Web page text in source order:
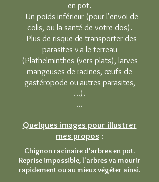
en pot.
​- Un poids inférieur (pour l'envoi de
colis, ou la santé de votre dos).
- Plus de risque de transporter des
parasites via le terreau
(Plathelminthes (vers plats), larves
mangeuses de racines, œufs de
gastéropode ou autres parasites,
…).
...
Quelques images pour illustrer
mes propos :
Chignon racinaire d'arbres en pot.
Reprise impossible, l'arbres va mourir
rapidement ou au mieux végéter ainsi.